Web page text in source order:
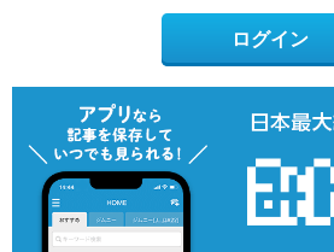
ログイン